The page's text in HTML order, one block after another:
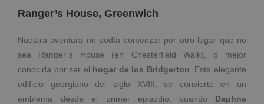
Ranger’s House, Greenwich
Nuestra aventura no podía comenzar por otro lugar que no
sea Ranger´s House (en Chesterfield Walk), o mejor
conocida por ser el hogar de los Bridgerton . Este elegante
edificio georgiano del siglo XVIII, se convierte en un
emblema desde el primer episodio, cuando Daphne